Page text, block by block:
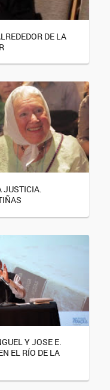
DE LA
JUSTICIA.
Y JOSE E.
EL RÍO DE LA